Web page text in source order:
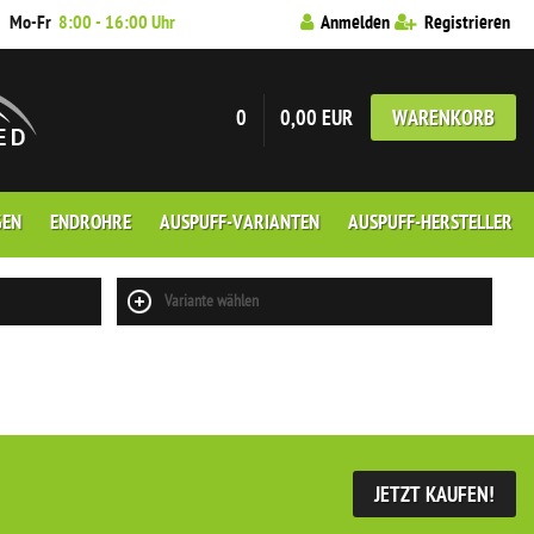
Mo-Fr 8:00 - 16:00 Uhr Anmelden Registrieren
0 0,00 EUR WARENKORB
ENDROHRE AUSPUFF-VARIANTEN AUSPUFF-HERSTELLER
Variante wählen
JETZT KAUFEN!